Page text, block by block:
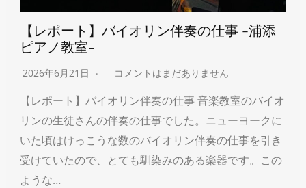
【レポート】バイオリン伴奏の仕事 -浦添
ピアノ教室-
2026年6月21日 コメントはまだありません
【レポート】バイオリン伴奏の仕事 音楽教室のバイオ
リンの生徒さんの伴奏の仕事でした。ニューヨークに
いた頃はけっこうな数のバイオリン伴奏の仕事を引き
受けていたので、とても馴染みのある楽器です。この
ような…